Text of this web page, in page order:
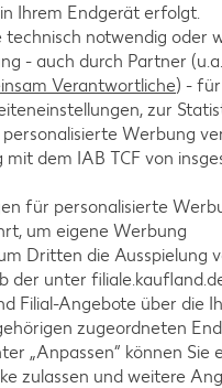
Orangen-Salat
Bis zu 30 Minuten
Unkompliziert
Mehr als 60 Minuten
Unkompliziert
Törtchen
Mehr als 60 Minuten
Ihrem Endgerät erfolgt.
technisch notwendig oder
- auch durch Partner
Verantwortliche) - für
zur
Werbung
mit dem IAB TCF von
für personalisierte
um eigene Werbung
Dritten die Ausspielung
der unter
Filial-Angebote über die
zugeordneten
„Anpassen“ können Sie
zulassen und weitere